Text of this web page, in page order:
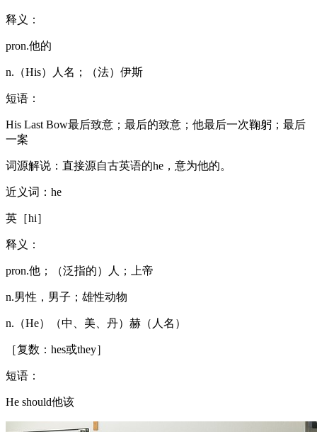
释义：
pron.他的
n.（His）人名；（法）伊斯
短语：
His Last Bow最后致意；最后的致意；他最后一次鞠躬；最后
一案
词源解说：直接源自古英语的he，意为他的。
近义词：he
英［hi］
释义：
pron.他；（泛指的）人；上帝
n.男性，男子；雄性动物
n.（He）（中、美、丹）赫（人名）
［复数：hes或they］
短语：
He should他该